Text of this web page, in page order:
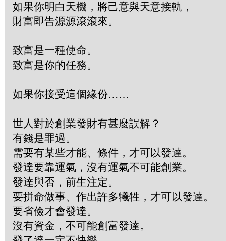
如果你明白天機，將己意與天意接軌，
財富即告源源滾滾來。
致富是一種使命。
致富是你的任務。
如果你接受這個緣份……
世人對於創業發財有甚麼誤解？
有錢是罪過。
需要有某些才能、條件，才可以發達。
發達要靠運氣，沒有運氣不可能創業。
發達與否，前生注定。
要拼命做事、作出許多犧牲，才可以發達。
要省儉才會發達。
沒有資金，不可能創富發達。